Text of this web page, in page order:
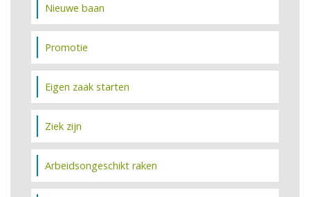
Nieuwe baan
Promotie
Eigen zaak starten
Ziek zijn
Arbeidsongeschikt raken